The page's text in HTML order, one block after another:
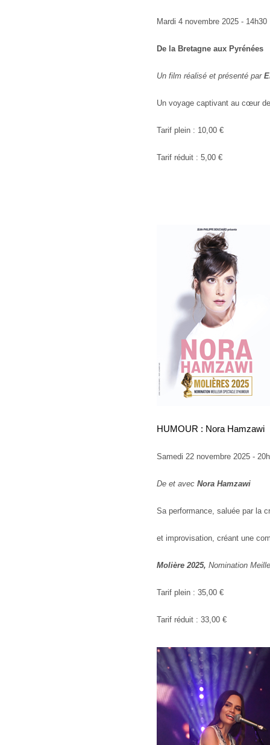
Mardi 4 novembre 2025 - 14h30
De la Bretagne aux Pyrénées
Un film réalisé et présenté par
Un voyage captivant au cœur
Tarif plein : 10,00 €
Tarif réduit : 5,00 €
HUMOUR : Nora Hamzawi
Samedi 22 novembre 2025 -
De et avec Nora Hamzawi
Sa performance, saluée par la
et improvisation, créant une
Molière 2025, Nomination
Tarif plein : 35,00 €
Tarif réduit : 33,00 €